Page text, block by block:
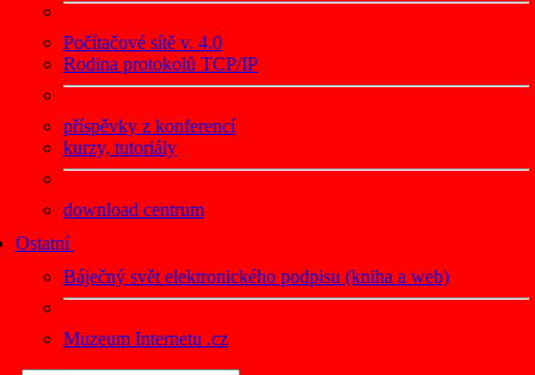
Počítačové sítě v. 4.0
Rodina protokolů TCP/IP
příspěvky z konferencí
kurzy, tutoriály
download centrum
Ostatní
Báječný svět elektronického podpisu (kniha a web)
Muzeum Internetu .cz